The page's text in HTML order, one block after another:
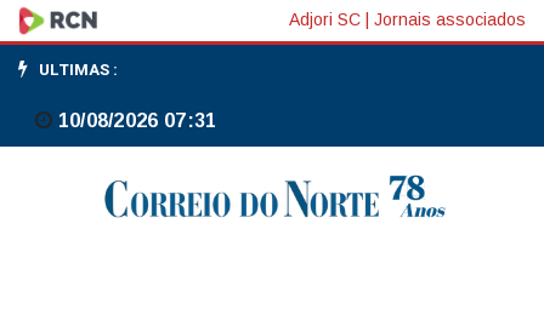
Proposta
de
CPMI
Banco
Adjori SC Jornais associados
ULTIMAS :
10/08/2026 07:31